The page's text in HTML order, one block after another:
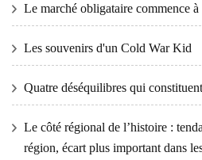
Le marché obligataire commence à
Les souvenirs d'un Cold War Kid
Quatre déséquilibres qui
Le côté régional de l’histoire :
région, écart plus important dans